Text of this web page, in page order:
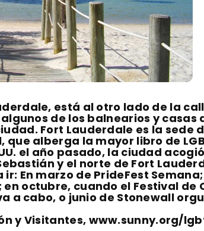
está al otro lado de la
de los balnearios y casas
Fort Lauderdale es la sede
que alberga la mayor libro de
el año pasado, la ciudad acogió
y el norte de Fort
En marzo de PrideFest Semana;
octubre, cuando el Festival de
a cabo, o junio de Stonewall
y Visitantes, www.sunny.org/